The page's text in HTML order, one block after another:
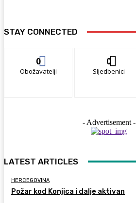
STAY CONNECTED
0
Obožavatelji
0
Sljedbenici
- Advertisement -
LATEST ARTICLES
HERCEGOVINA
Požar kod Konjica i dalje aktivan